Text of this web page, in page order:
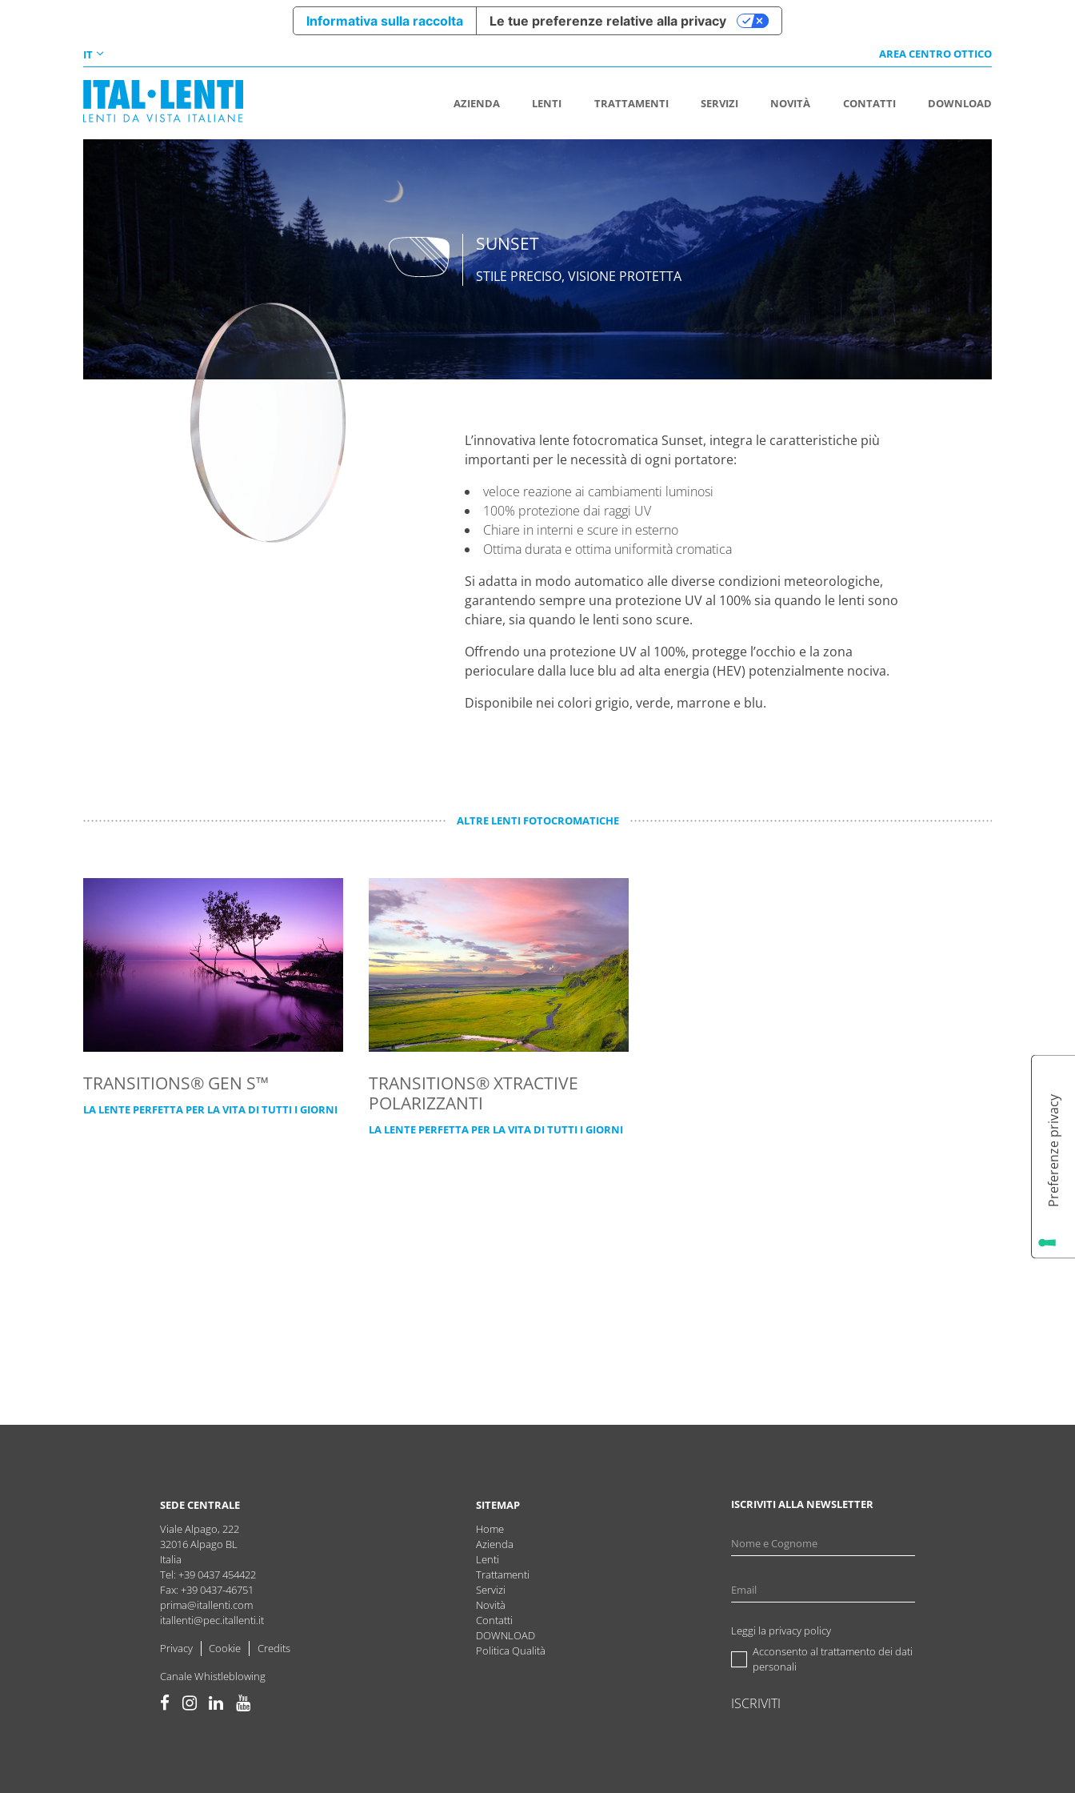
IT AREA CENTRO OTTICO
AZIENDA LENTI TRATTAMENTI SERVIZI NOVITÀ CONTATTI DOWNLOAD
SUNSET
STILE PRECISO, VISIONE PROTETTA
L’innovativa lente fotocromatica Sunset, integra le caratteristiche più
importanti per le necessità di ogni portatore:
veloce reazione ai cambiamenti luminosi
100% protezione dai raggi UV
Chiare in interni e scure in esterno
Ottima durata e ottima uniformità cromatica
Si adatta in modo automatico alle diverse condizioni meteorologiche,
garantendo sempre una protezione UV al 100% sia quando le lenti sono
chiare, sia quando le lenti sono scure.
Offrendo una protezione UV al 100%, protegge l’occhio e la zona
perioculare dalla luce blu ad alta energia (HEV) potenzialmente nociva.
Disponibile nei colori grigio, verde, marrone e blu.
ALTRE LENTI FOTOCROMATICHE
TRANSITIONS® GEN S™
LA LENTE PERFETTA PER LA VITA DI TUTTI I GIORNI
TRANSITIONS® XTRACTIVE
POLARIZZANTI
LA LENTE PERFETTA PER LA VITA DI TUTTI I GIORNI
ISCRIVITI ALLA NEWSLETTER
Leggi la privacy policy
Acconsento al trattamento dei dati
personali
ISCRIVITI
SITEMAP
Home
Azienda
Lenti
Trattamenti
Servizi
Novità
Contatti
DOWNLOAD
Politica Qualità
SEDE CENTRALE
Viale Alpago, 222
32016Alpago BL
Italia
Tel: +39 0437 454422
Fax: +39 0437-46751
prima@itallenti.com
itallenti@pec.itallenti.it
Privacy
Cookie
Credits
Canale Whistleblowing
Informativa sulla raccolta Le tue preferenze relative alla privacy